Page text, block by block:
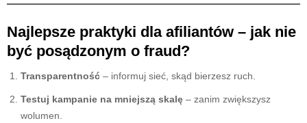
Najlepsze praktyki dla afiliantów – jak nie
być posądzonym o fraud?
Transparentność – informuj sieć, skąd bierzesz ruch.
Testuj kampanie na mniejszą skalę – zanim zwiększysz
wolumen.